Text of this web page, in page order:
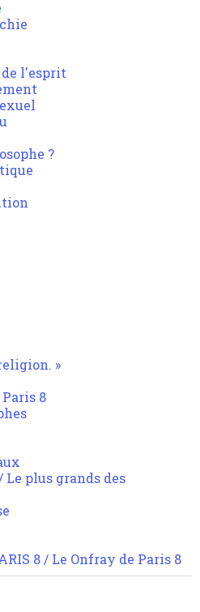
l'esprit
?
»
8
Le plus grands des
8 / Le Onfray de Paris 8